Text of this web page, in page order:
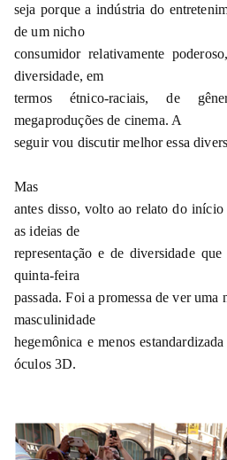
seja porque a indústria do
de um nicho
consumidor relativamente
diversidade, em
termos étnico-raciais, de
megaproduções de cinema. A
seguir vou discutir melhor essa
Mas
antes disso, volto ao relato do
as ideias de
representação e de diversidade
quinta-feira
passada. Foi a promessa de ver uma
masculinidade
hegemônica e menos
óculos 3D.